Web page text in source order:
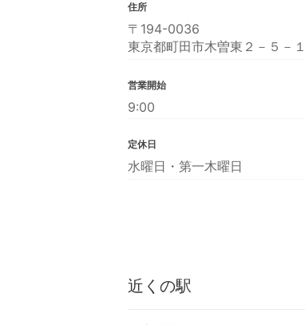
住所
〒194-0036
東京都町田市木曽東２－５－１
営業開始
9:00
定休日
水曜日・第一木曜日
近くの駅